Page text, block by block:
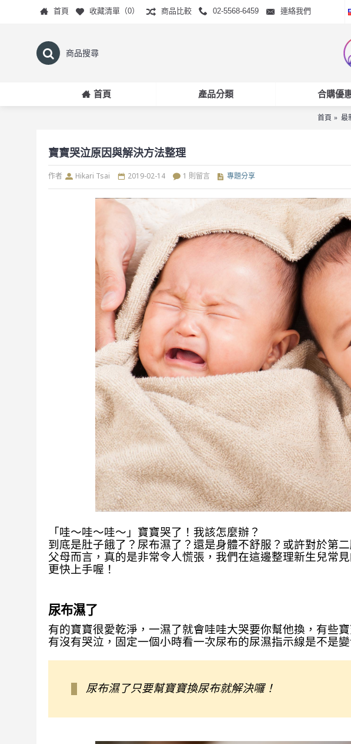
首頁 收藏清單（0） 商品比較 02-5568-6459 連絡我們
首頁 產品分類 合購優
首頁 最
寶寶哭泣原因與解決方法整理
作者 Hikari Tsai 2019-02-14 1 則留言 專題分享
「哇～哇～哇～」寶寶哭了！我該怎麼辦？
到底是肚子餓了？尿布濕了？還是身體不舒服？或許對於第
父母而言，真的是非常令人慌張，我們在這邊整理新生兒常
更快上手喔！
尿布濕了
有的寶寶很愛乾淨，一濕了就會哇哇大哭要你幫他換，有些
有沒有哭泣，固定一個小時看一次尿布的尿濕指示線是不是變
尿布濕了只要幫寶寶換尿布就解決囉！